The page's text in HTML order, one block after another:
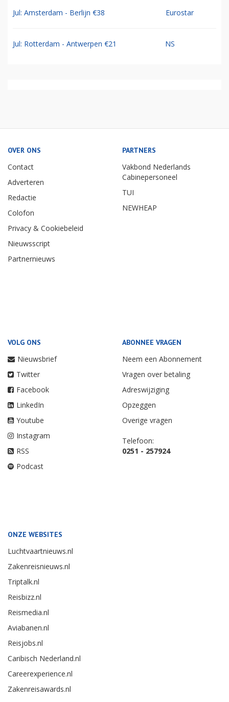
Jul: Amsterdam - Berlijn €38 Eurostar
Jul: Rotterdam - Antwerpen €21 NS
OVER ONS
Contact
Adverteren
Redactie
Colofon
Privacy & Cookiebeleid
Nieuwsscript
Partnernieuws
PARTNERS
Vakbond Nederlands
Cabinepersoneel
TUI
NEWHEAP
VOLG ONS
Nieuwsbrief
Twitter
Facebook
LinkedIn
Youtube
Instagram
RSS
Podcast
ABONNEE VRAGEN
Neem een Abonnement
Vragen over betaling
Adreswijziging
Opzeggen
Overige vragen
Telefoon:
0251 - 257924
ONZE WEBSITES
Luchtvaartnieuws.nl
Zakenreisnieuws.nl
Triptalk.nl
Reisbizz.nl
Reismedia.nl
Aviabanen.nl
Reisjobs.nl
Caribisch Nederland.nl
Careerexperience.nl
Zakenreisawards.nl